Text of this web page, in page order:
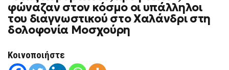
φώναζαν στον κόσμο οι υπάλληλοι
του διαγνωστικού στο Χαλάνδρι στη
δολοφονία Μοσχούρη
Κοινοποιήστε